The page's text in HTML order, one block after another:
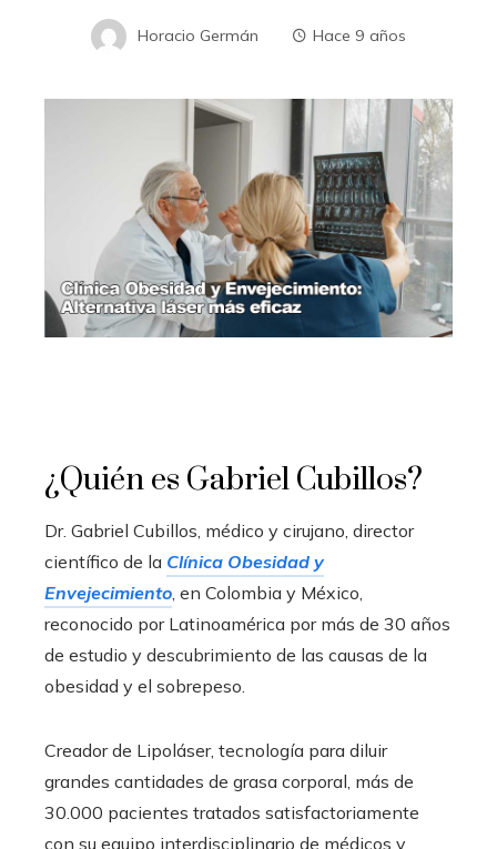
Horacio Germán Hace 9 años
¿Quién es Gabriel Cubillos?
Dr. Gabriel Cubillos, médico y cirujano, director
científico de la Clínica Obesidad y
Envejecimiento , en Colombia y México,
reconocido por Latinoamérica por más de 30 años
de estudio y descubrimiento de las causas de la
obesidad y el sobrepeso.
Creador de Lipoláser, tecnología para diluir
grandes cantidades de grasa corporal, más de
30.000 pacientes tratados satisfactoriamente
con su equipo interdisciplinario de médicos y